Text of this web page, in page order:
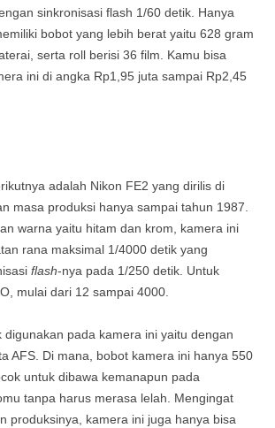
sinkronisasi flash 1/60 detik. Hanya
bobot yang lebih berat yaitu 628 gram
serta roll berisi 36 film. Kamu bisa
ini di angka Rp1,95 juta sampai Rp2,45
adalah Nikon FE2 yang dirilis di
masa produksi hanya sampai tahun 1987.
warna yaitu hitam dan krom, kamera ini
rana maksimal 1/4000 detik yang
flash-nya pada 1/250 detik. Untuk
mulai dari 12 sampai 4000.
digunakan pada kamera ini yaitu dengan
AFS. Di mana, bobot kamera ini hanya 550
untuk dibawa kemanapun pada
tanpa harus merasa lelah. Mengingat
produksinya, kamera ini juga hanya bisa